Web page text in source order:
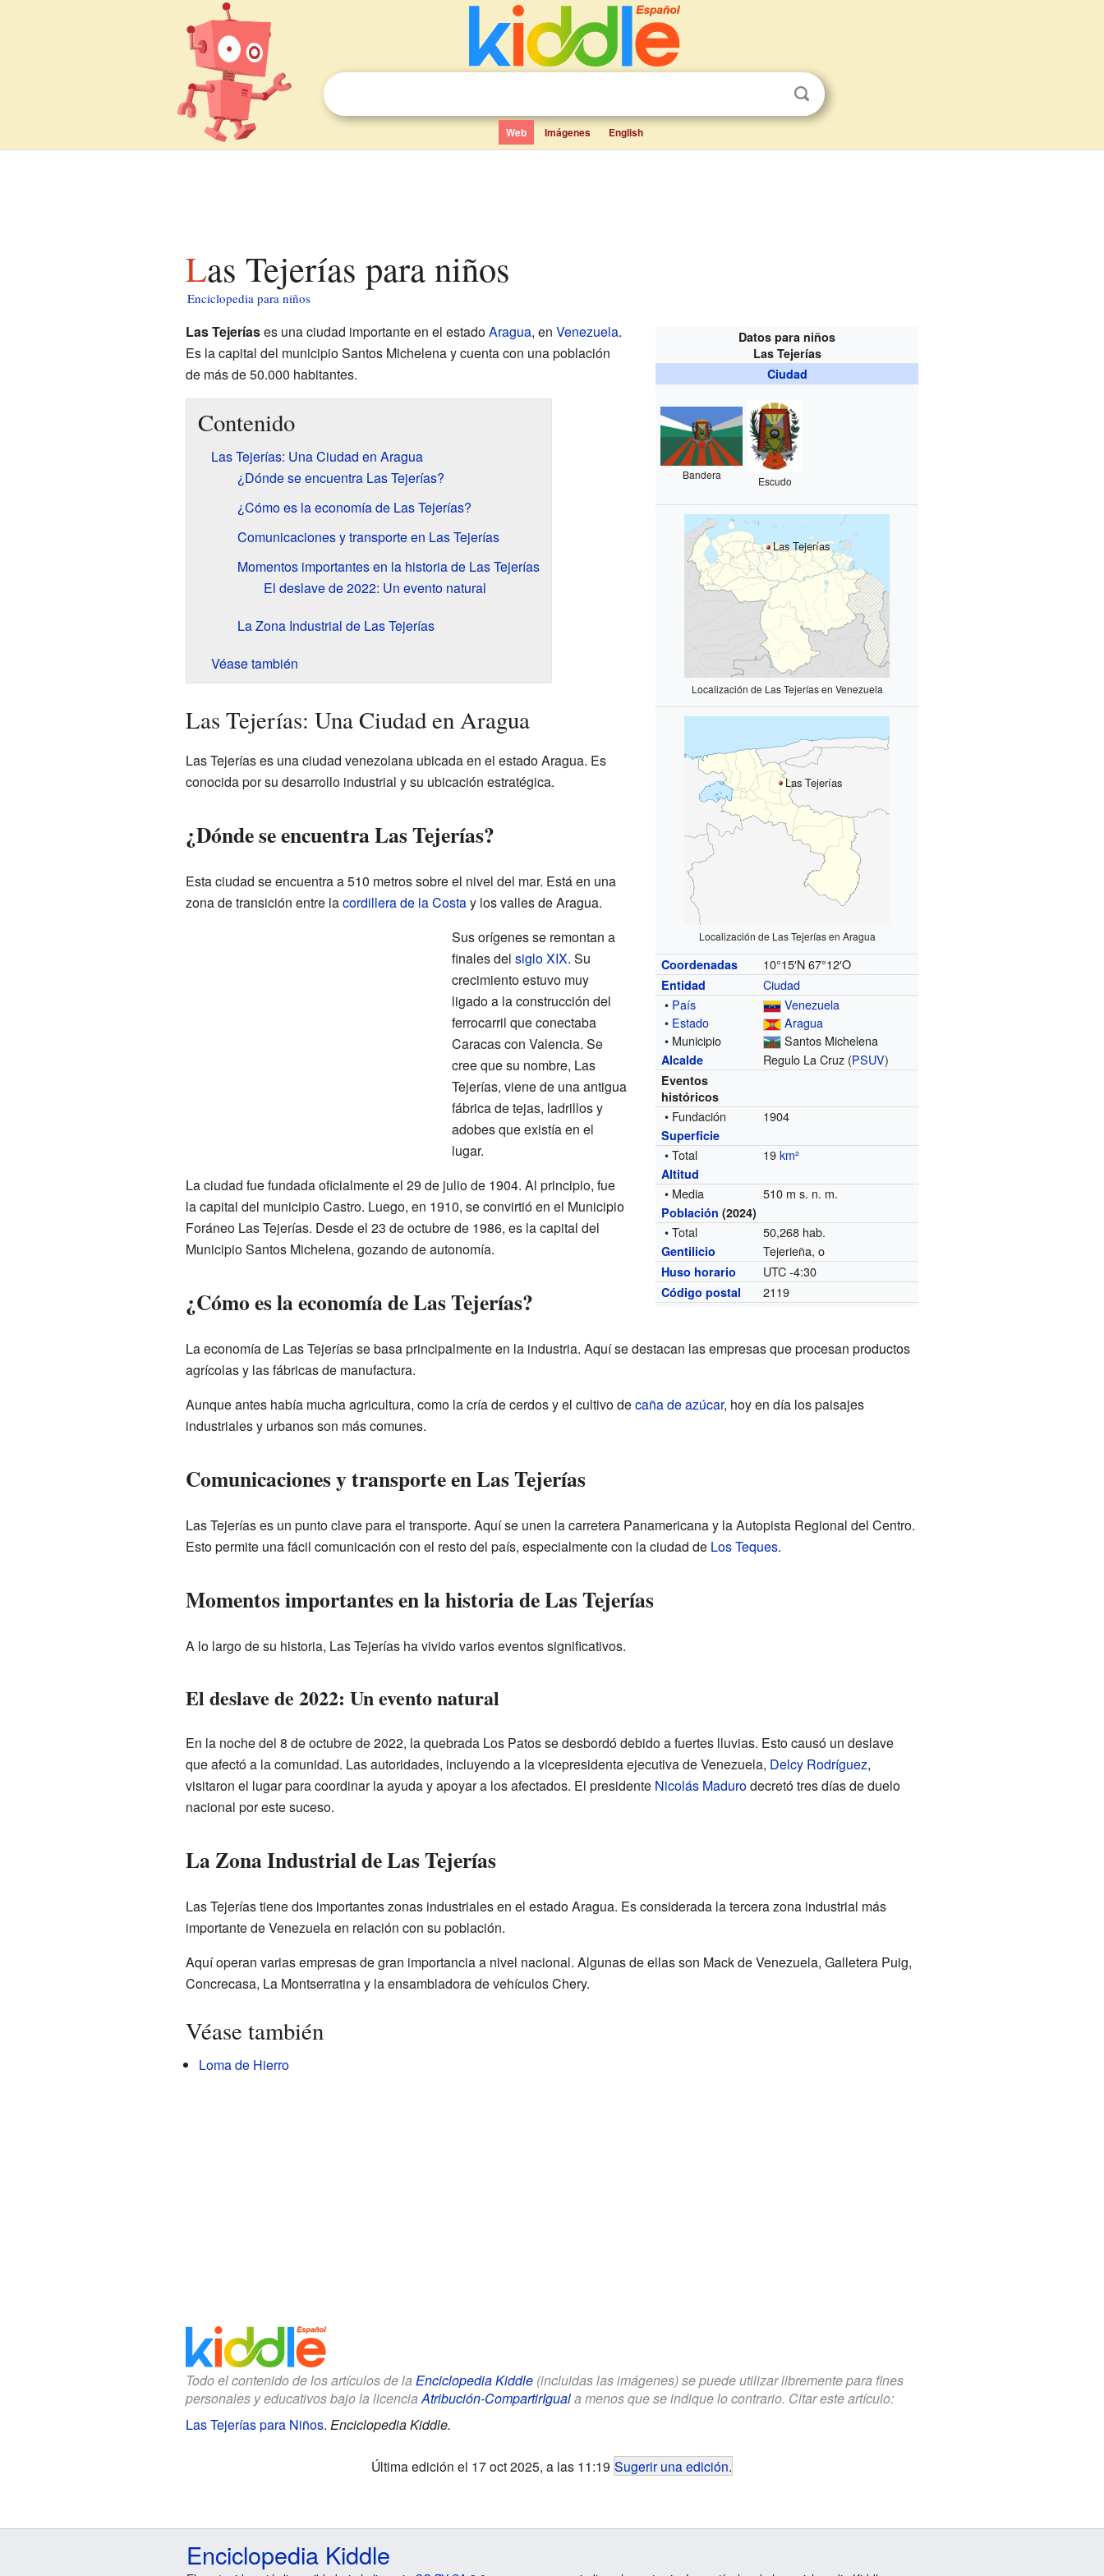
Web Imágenes English
Las Tejerías para niños
Enciclopedia para niños
Datos para niños
Las Tejerías
Ciudad
Bandera Escudo
Las Tejerías
Localización de Las Tejerías en Venezuela
Las Tejerías
Localización de Las Tejerías en Aragua
Coordenadas 10°15′N 67°12′O
Entidad
Ciudad
• País
Venezuela
• Estado
Aragua
• Municipio
Santos Michelena
Alcalde Regulo La Cruz (PSUV)
Eventos
históricos
• Fundación 1904
Superficie
• Total 19km²
Altitud
• Media 510 m s. n. m.
Población (2024)
• Total 50,268 hab.
Gentilicio Tejerieña, o
Huso horario UTC -4:30
Código postal 2119
Las Tejeríases una ciudad importante en el estadoAragua, en Venezuela.
Es la capital del municipio Santos Michelena y cuenta con una población
de más de 50.000 habitantes.
Contenido
Las Tejerías: Una Ciudad en Aragua
¿Dónde se encuentra Las Tejerías?
¿Cómo es la economía de Las Tejerías?
Comunicaciones y transporte en Las Tejerías
Momentos importantes en la historia de Las Tejerías
El deslave de 2022: Un evento natural
La Zona Industrial de Las Tejerías
Véase también
Las Tejerías: Una Ciudad en Aragua
Las Tejerías es una ciudad venezolana ubicada en el estado Aragua. Es
conocida por su desarrollo industrial y su ubicación estratégica.
¿Dónde se encuentra Las Tejerías?
Esta ciudad se encuentra a 510 metros sobre el nivel del mar. Está en una
zona de transición entre lacordillera de la Costay los valles de Aragua.
Sus orígenes se remontan a
finales del siglo XIX. Su
crecimiento estuvo muy
ligado a la construcción del
ferrocarril que conectaba
Caracas con Valencia. Se
cree que su nombre, Las
Tejerías, viene de una antigua
fábrica de tejas, ladrillos y
adobes que existía en el
lugar.
La ciudad fue fundada oficialmente el 29 de julio de 1904. Al principio, fue
la capital del municipio Castro. Luego, en 1910, se convirtió en el Municipio
Foráneo Las Tejerías. Desde el 23 de octubre de 1986, es la capital del
Municipio Santos Michelena, gozando de autonomía.
¿Cómo es la economía de Las Tejerías?
La economía de Las Tejerías se basa principalmente en la industria. Aquí se destacan las empresas que procesan productos
agrícolas y las fábricas de manufactura.
Aunque antes había mucha agricultura, como la cría de cerdos y el cultivo decaña de azúcar, hoy en día los paisajes
industriales y urbanos son más comunes.
Comunicaciones y transporte en Las Tejerías
Las Tejerías es un punto clave para el transporte. Aquí se unen la carretera Panamericana y la Autopista Regional del Centro.
Esto permite una fácil comunicación con el resto del país, especialmente con la ciudad de Los Teques.
Momentos importantes en la historia de Las Tejerías
A lo largo de su historia, Las Tejerías ha vivido varios eventos significativos.
El deslave de 2022: Un evento natural
En la noche del 8 de octubre de 2022, la quebrada Los Patos se desbordó debido a fuertes lluvias. Esto causó un deslave
que afectó a la comunidad. Las autoridades, incluyendo a la vicepresidenta ejecutiva de Venezuela, Delcy Rodríguez,
visitaron el lugar para coordinar la ayuda y apoyar a los afectados. El presidente Nicolás Madurodecretó tres días de duelo
nacional por este suceso.
La Zona Industrial de Las Tejerías
Las Tejerías tiene dos importantes zonas industriales en el estado Aragua. Es considerada la tercera zona industrial más
importante de Venezuela en relación con su población.
Aquí operan varias empresas de gran importancia a nivel nacional. Algunas de ellas son Mack de Venezuela, Galletera Puig,
Concrecasa, La Montserratina y la ensambladora de vehículos Chery.
Véase también
Loma de Hierro
Todo el contenido de los artículos de la Enciclopedia Kiddle(incluidas las imágenes) se puede utilizar libremente para fines
personales y educativos bajo la licenciaAtribución-CompartirIguala menos que se indique lo contrario. Citar este artículo:
Las Tejerías para Niños. Enciclopedia Kiddle.
Última edición el 17 oct 2025, a las 11:19 Sugerir una edición.
Enciclopedia Kiddle